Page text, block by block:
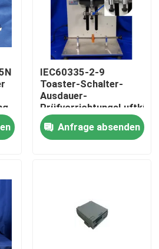
Verbindung
IEC60335-2-9
Toaster-Schalter-
Ausdauer-
der Klausel-19,101
Anfrage absenden